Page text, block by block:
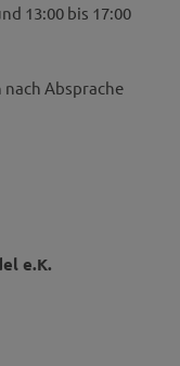
13:00 bis 17:00
Absprache
e.K.